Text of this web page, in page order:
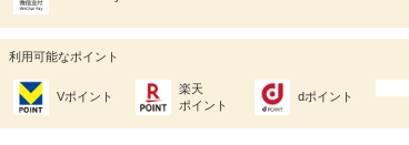
利用可能なポイント
Vポイント
楽天
ポイント
dポイント